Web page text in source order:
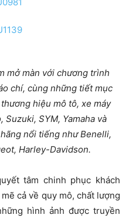
mở màn với chương trình
chí, cùng những tiết mục
hiệu mô tô, xe máy
Suzuki, SYM, Yamaha và
nổi tiếng như Benelli,
Harley-Davidson.
tâm chinh phục khách
cả về quy mô, chất lượng
hình ảnh được truyền